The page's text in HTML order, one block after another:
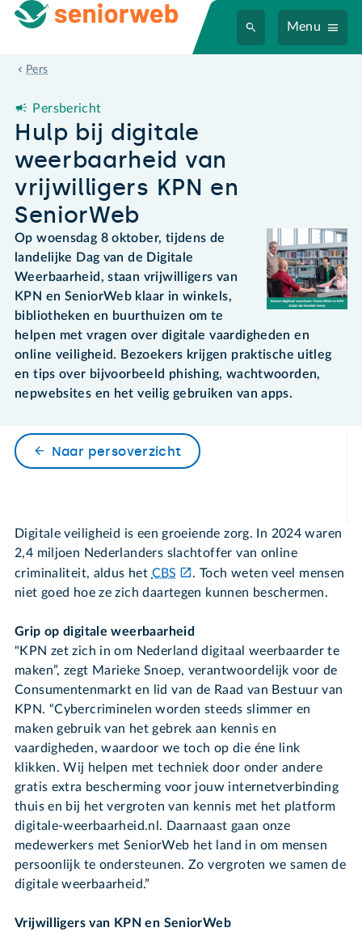
Menu
Pers
Hulp bij digitale weerbaarheid van vrijwilligers KPN en
Hulp bij digitale
weerbaarheid van
vrijwilligers KPN en
SeniorWeb
Persbericht
Op woensdag 8 oktober, tijdens de
landelijke Dag van de Digitale
Weerbaarheid, staan vrijwilligers van
KPN en SeniorWeb klaar in winkels,
bibliotheken en buurthuizen om te
helpen met vragen over digitale vaardigheden en
online veiligheid. Bezoekers krijgen praktische uitleg
en tips over bijvoorbeeld phishing, wachtwoorden,
nepwebsites en het veilig gebruiken van apps.
Naar persoverzicht
Digitale veiligheid is een groeiende zorg. In 2024 waren
2,4 miljoen Nederlanders slachtoffer van online
criminaliteit, aldus het CBS
. Toch weten veel mensen
niet goed hoe ze zich daartegen kunnen beschermen.
Grip op digitale weerbaarheid
"KPN zet zich in om Nederland digitaal weerbaarder te
maken”, zegt Marieke Snoep, verantwoordelijk voor de
Consumentenmarkt en lid van de Raad van Bestuur van
KPN. “Cybercriminelen worden steeds slimmer en
maken gebruik van het gebrek aan kennis en
vaardigheden, waardoor we toch op die éne link
klikken. Wij helpen met techniek door onder andere
gratis extra bescherming voor jouw internetverbinding
thuis en bij het vergroten van kennis met het platform
digitale-weerbaarheid.nl. Daarnaast gaan onze
medewerkers met SeniorWeb het land in om mensen
persoonlijk te ondersteunen. Zo vergroten we samen de
digitale weerbaarheid.”
Vrijwilligers van KPN en SeniorWeb